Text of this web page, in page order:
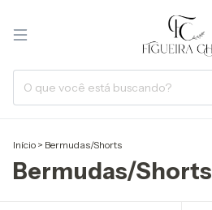
Início > Bermudas/Shorts
Bermudas/Shorts